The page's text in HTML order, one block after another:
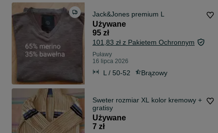
Jack&Jones premium L
Używane
95 zł
101,83 zł z Pakietem Ochronnym
Puławy
16 lipca 2026
L / 50-52 Brązowy
Sweter rozmiar XL kolor kremowy +
gratisy
Używane
7 zł